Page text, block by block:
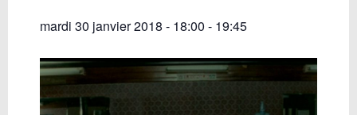
mardi 30 janvier 2018 - 18:00 - 19:45